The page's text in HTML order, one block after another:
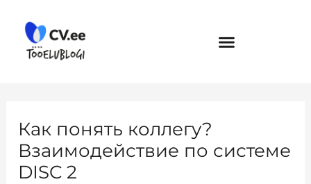
content
Как понять коллегу?
Взаимодействие по системе
DISC 2